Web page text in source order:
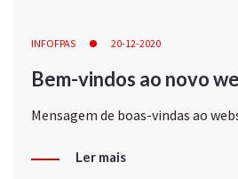
INFOFPAS 20-12-2020
Bem-vindos ao novo
Mensagem de boas-vindas ao
Ler mais